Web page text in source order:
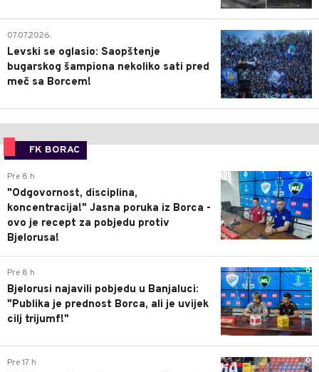
1
07.07.2026.
Levski se oglasio: Saopštenje
bugarskog šampiona nekoliko sati pred
meč sa Borcem!
FK BORAC
0
Pre 8 h
"Odgovornost, disciplina,
koncentracija!" Jasna poruka iz Borca -
ovo je recept za pobjedu protiv
Bjelorusa!
0
Pre 8 h
Bjelorusi najavili pobjedu u Banjaluci:
"Publika je prednost Borca, ali je uvijek
cilj trijumf!"
0
Pre 17 h